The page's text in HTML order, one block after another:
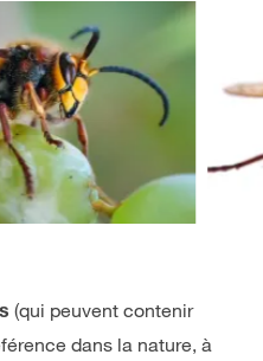
(qui peuvent contenir
dans la nature, à